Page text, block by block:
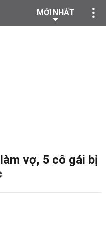
MỚI NHẤT
vợ, 5 cô gái bị